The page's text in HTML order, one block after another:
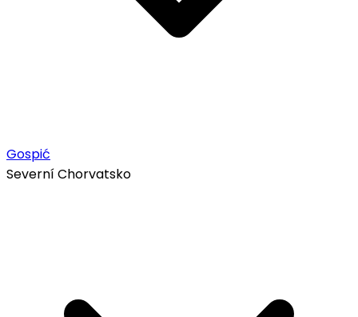
Gospić
Severní Chorvatsko